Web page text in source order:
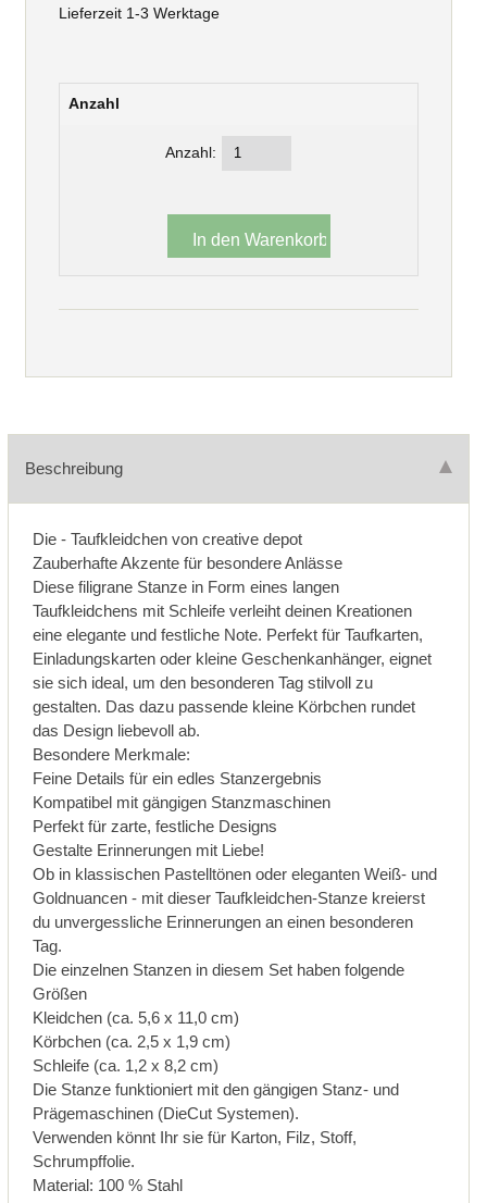
Lieferzeit 1-3 Werktage
Anzahl
Anzahl:
Beschreibung
Die - Taufkleidchen von creative depot
Zauberhafte Akzente für besondere Anlässe
Diese filigrane Stanze in Form eines langen
Taufkleidchens mit Schleife verleiht deinen Kreationen
eine elegante und festliche Note. Perfekt für Taufkarten,
Einladungskarten oder kleine Geschenkanhänger, eignet
sie sich ideal, um den besonderen Tag stilvoll zu
gestalten. Das dazu passende kleine Körbchen rundet
das Design liebevoll ab.
Besondere Merkmale:
Feine Details für ein edles Stanzergebnis
Kompatibel mit gängigen Stanzmaschinen
Perfekt für zarte, festliche Designs
Gestalte Erinnerungen mit Liebe!
Ob in klassischen Pastelltönen oder eleganten Weiß- und
Goldnuancen - mit dieser Taufkleidchen-Stanze kreierst
du unvergessliche Erinnerungen an einen besonderen
Tag.
Die einzelnen Stanzen in diesem Set haben folgende
Größen
Kleidchen (ca. 5,6 x 11,0 cm)
Körbchen (ca. 2,5 x 1,9 cm)
Schleife (ca. 1,2 x 8,2 cm)
Die Stanze funktioniert mit den gängigen Stanz- und
Prägemaschinen (DieCut Systemen).
Verwenden könnt Ihr sie für Karton, Filz, Stoff,
Schrumpffolie.
Material: 100 % Stahl